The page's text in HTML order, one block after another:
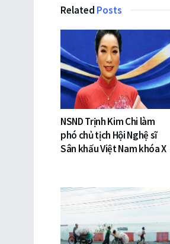
Related Posts
NSND Trịnh Kim Chi làm
phó chủ tịch Hội Nghệ sĩ
Sân khấu Việt Nam khóa X